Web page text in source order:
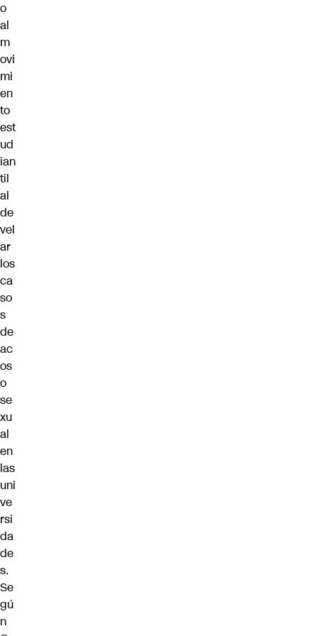
o
al
m
ovi
mi
en
to
est
ud
ian
til
al
de
vel
ar
los
ca
so
s
de
ac
os
o
se
xu
al
en
las
uni
ve
rsi
da
de
s.
Se
gú
n